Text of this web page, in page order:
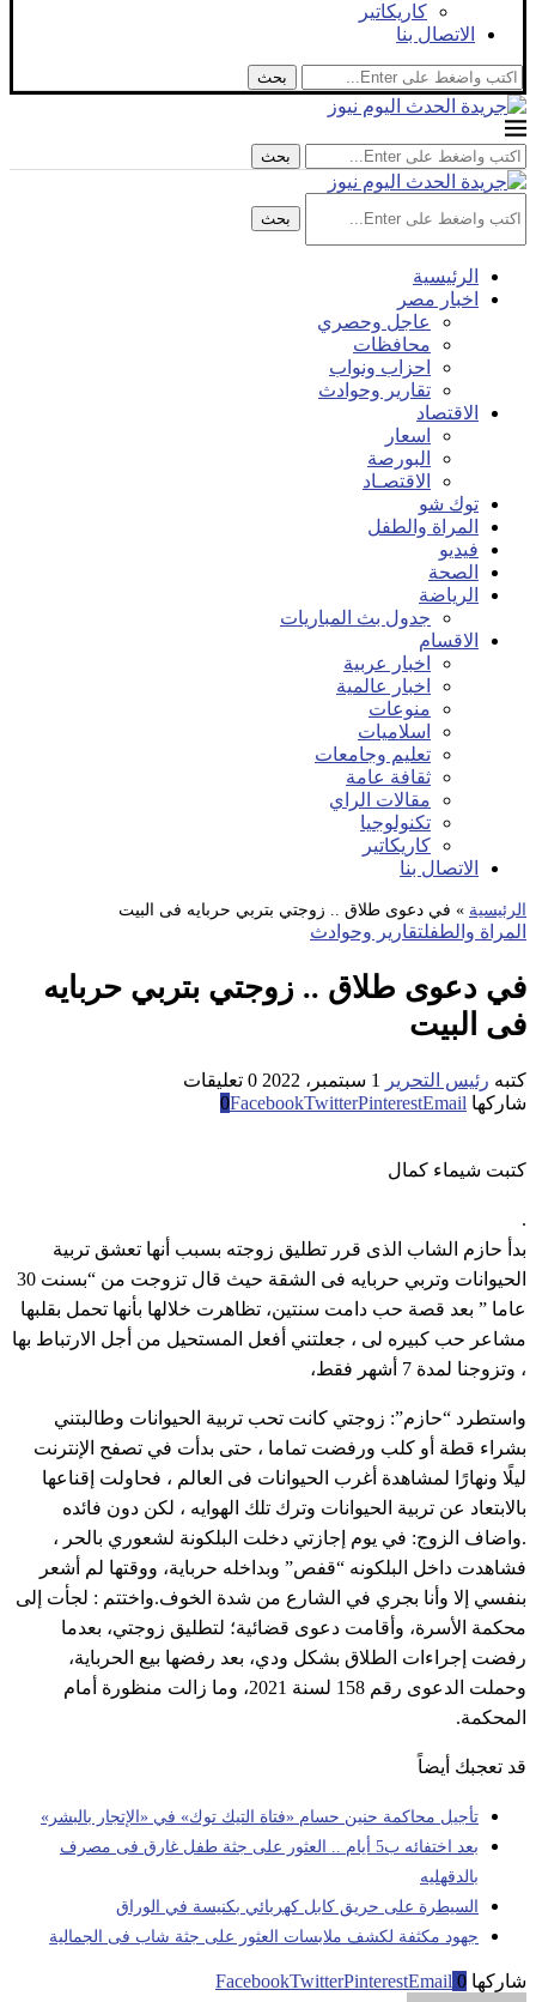
كاريكاتير
الاتصال بنا
بحث
بحث
بحث
الرئيسية
اخبار مصر
عاجل وحصري
محافظات
احزاب ونواب
تقارير وحوادث
الاقتصاد
اسعار
البورصة
الاقتصـاد
توك شو
المراة والطفل
فيديو
الصحة
الرياضة
جدول بث المباريات
الاقسام
اخبار عربية
اخبار عالمية
منوعات
اسلاميات
تعليم وجامعات
ثقافة عامة
مقالات الراي
تكنولوجيا
كاريكاتير
الاتصال بنا
الرئيسية » في دعوى طلاق .. زوجتي بتربي حربايه فى البيت
المراة والطفلتقارير وحوادث
في دعوى طلاق .. زوجتي بتربي حربايه
فى البيت
كتبه رئيس التحرير 1 سبتمبر، 2022
0 تعليقات
شاركها
0FacebookTwitterPinterestEmail
كتبت شيماء كمال
.
بدأ حازم الشاب الذى قرر تطليق زوجته بسبب أنها تعشق تربية
الحيوانات وتربي حربايه فى الشقة حيث قال تزوجت من “بسنت 30
عاما ” بعد قصة حب دامت سنتين، تظاهرت خلالها بأنها تحمل بقلبها
مشاعر حب كبيره لى ، جعلتني أفعل المستحيل من أجل الارتباط بها
، وتزوجنا لمدة 7 أشهر فقط،
واستطرد “حازم”: زوجتي كانت تحب تربية الحيوانات وطالبتني
بشراء قطة أو كلب ورفضت تماما ، حتى بدأت في تصفح الإنترنت
ليلًا ونهارًا لمشاهدة أغرب الحيوانات فى العالم ، فحاولت إقناعها
بالابتعاد عن تربية الحيوانات وترك تلك الهوايه ، لكن دون فائده
.واضاف الزوج: في يوم إجازتي دخلت البلكونة لشعوري بالحر ،
فشاهدت داخل البلكونه “قفص” وبداخله حرباية، ووقتها لم أشعر
بنفسي إلا وأنا بجري في الشارع من شدة الخوف.واختتم : لجأت إلى
محكمة الأسرة، وأقامت دعوى قضائية؛ لتطليق زوجتي، بعدما
رفضت إجراءات الطلاق بشكل ودي، بعد رفضها بيع الحرباية،
وحملت الدعوى رقم 158 لسنة 2021، وما زالت منظورة أمام
المحكمة.
قد تعجبك أيضاً
تأجيل محاكمة حنين حسام «فتاة التيك توك» في «الإتجار بالبشر»
بعد اختفائه ب5 أيام .. العثور على جثة طفل غارق فى مصرف
بالدقهليه
السيطرة على حريق كابل كهربائي بكنيسة في الوراق
جهود مكثفة لكشف ملابسات العثور على جثة شاب فى الجمالية
شاركها 0
FacebookTwitterPinterestEmail